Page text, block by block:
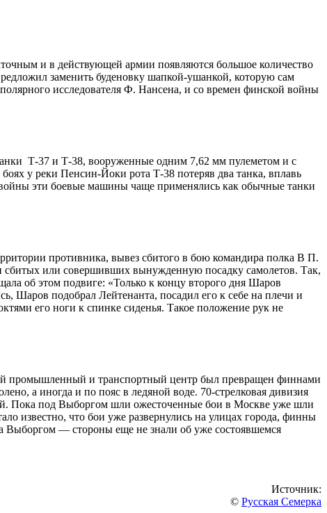
и в действующей армии появляются большое количество
заменить буденовку шапкой-ушанкой, которую сам
исследователя Ф. Нансена, и со времен финской войны
Т-37 и Т-38, вооруженные одним 7,62 мм пулеметом и с
у реки Пенсин-Йоки рота Т-38 потеряв два танка, вплавь
эти боевые машины чаще применялись как обычные танки
противника, вывез сбитого в бою командира полка В П.
сбитых или совершивших вынужденную посадку самолетов. Так,
об этом подвиге: «Только к концу второго дня Шаров
Шаров подобрал Лейтенанта, посадил его к себе на плечи и
его ноги к спинке сиденья. Такое положение рук не
промышленный и транспортный центр был превращен финнами
а иногда и по пояс в ледяной воде. 70-стрелковая дивизия
Пока под Выборгом шли ожесточенные бои в Москве уже шли
известно, что бои уже развернулись на улицах города, финны
Выборгом — стороны еще не знали об уже состоявшемся
Источник:
© Русская Семерка